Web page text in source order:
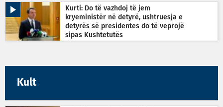
Kurti: Do të vazhdoj të jem
kryeministër në detyrë, ushtruesja e
detyrës së presidentes do të veprojë
sipas Kushtetutës
Kult